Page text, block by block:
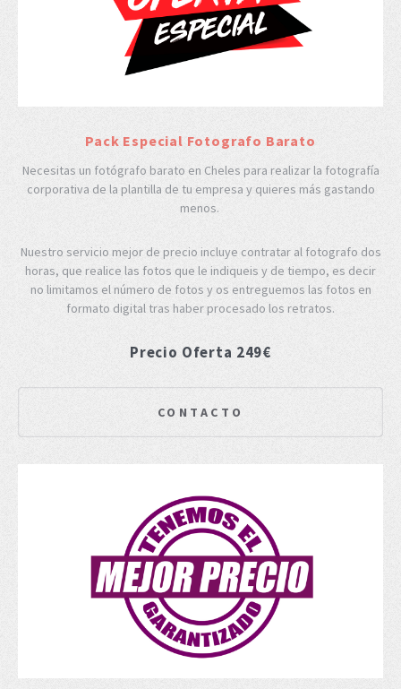
Pack Especial Fotografo Barato
Necesitas un fotógrafo barato en Cheles para realizar la fotografía
corporativa de la plantilla de tu empresa y quieres más gastando
menos.
Nuestro servicio mejor de precio incluye contratar al fotografo dos
horas, que realice las fotos que le indiqueis y de tiempo, es decir
no limitamos el número de fotos y os entreguemos las fotos en
formato digital tras haber procesado los retratos.
Precio Oferta 249€
CONTACTO